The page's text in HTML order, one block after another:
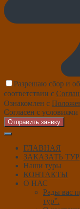
Разрешаю сбор и
соответствии с
Ознакомлен с
Согласен с условиями
Отправить заявку
ГЛАВНАЯ
ЗАКАЗАТЬ ТУР
Наши туры
КОНТАКТЫ
О НАС
Рады вас
тур”.